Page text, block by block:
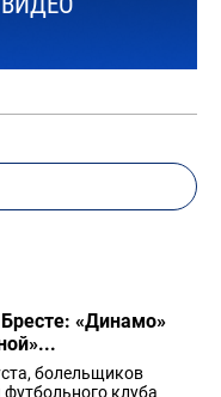
«Динамо»
болельщиков
клуба